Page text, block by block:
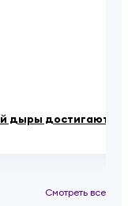
дыры достигают
Смотреть все